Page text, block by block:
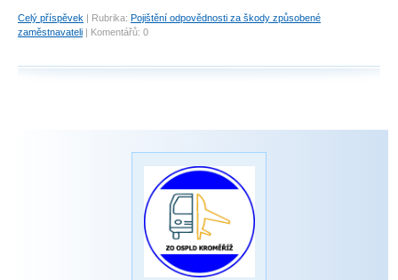
Celý příspěvek | Rubrika: Pojištění odpovědnosti za škody způsobené
zaměstnavateli | Komentářů: 0